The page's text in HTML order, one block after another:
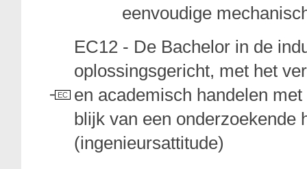
eenvoudige
EC
EC12 - De Bachelor in de
oplossingsgericht, met het
en academisch handelen
blijk van een onderzoekende
(ingenieursattitude)